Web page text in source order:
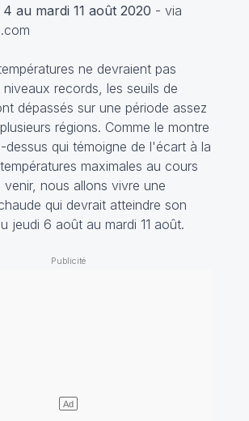
au mardi 11 août 2020 - via
ne devraient pas
niveaux records, les seuils de
dépassés sur une période assez
régions. Comme le montre
dessus qui témoigne de l'écart à la
maximales au cours
nous allons vivre une
qui devrait atteindre son
jeudi 6 août au mardi 11 août.